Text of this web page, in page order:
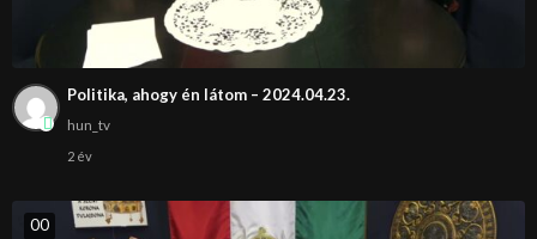
Politika, ahogy én látom – 2024.04.23.
hun_tv
2 év
00